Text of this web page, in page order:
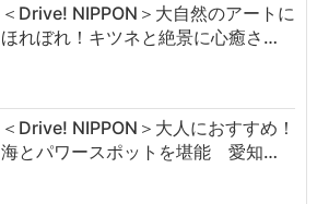
＜Drive! NIPPON＞大自然のアートに
ほれぼれ！キツネと絶景に心癒さ…
＜Drive! NIPPON＞大人におすすめ！
海とパワースポットを堪能 愛知…